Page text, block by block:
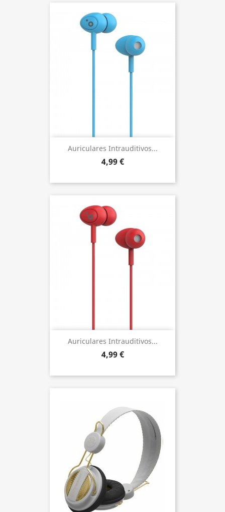
Auriculares Intrauditivos...
4,99 €
Auriculares Intrauditivos...
4,99 €